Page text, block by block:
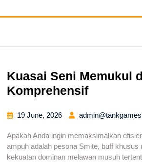
Kuasai Seni Memukul
Komprehensif
19 June, 2026
Apakah Anda ingin memaksimalkan
ampuh adalah pesona Smite, buff
kekuatan dominan melawan musuh